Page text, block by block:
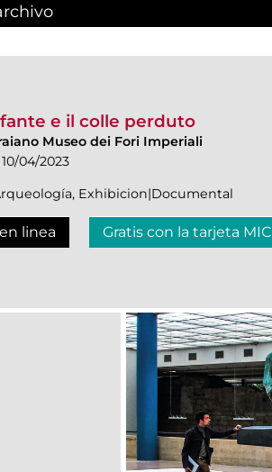
e il colle perduto
Museo dei Fori Imperiali
04/2023
Exhibicion|Documental
linea Gratis con la tarjeta MIC